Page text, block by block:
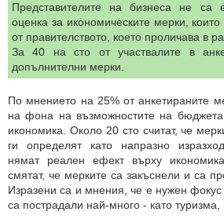
Представителите на бизнеса не са
оценка за икономическите мерки,
от правителството, което проличава в
За 40 на сто от участвалите в
допълнителни мерки.
По мнението на 25% от анкетираните
на фона на възможностите на
икономика. Около 20 сто считат, че
ги определят като напразно
нямат реален ефект върху
смятат, че мерките са закъснели и са
Изразени са и мнения, че е нужен фокус
са пострадали най-много - като туризма,